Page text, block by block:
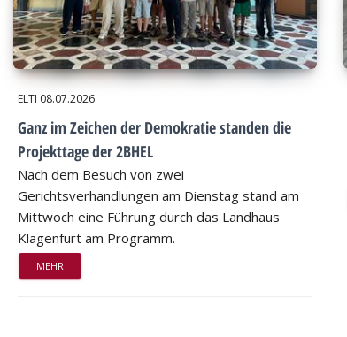
ELTI 08.07.2026
Ganz im Zeichen der Demokratie standen die
Projekttage der 2BHEL
Nach dem Besuch von zwei
Gerichtsverhandlungen am Dienstag stand am
Mittwoch eine Führung durch das Landhaus
Klagenfurt am Programm.
MEHR